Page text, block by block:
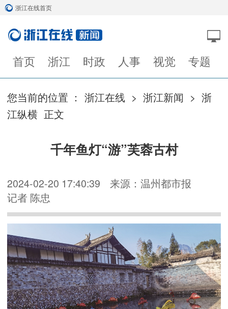
浙江在线首页
首页 浙江 时政 人事 视觉 专题
您当前的位置 ： 浙江在线 > 浙江新闻 > 浙
江纵横 正文
千年鱼灯“游”芙蓉古村
2024-02-20 17:40:39
来源：温州都市报
记者 陈忠